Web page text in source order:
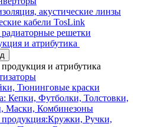
акустические линзы
кабели TosLink
решетки
и атрибутика
и атрибутика
Тюнинговые краски
Кепки, Футболки, Толстовки,
Маски, Комбинезоны
Ручки,